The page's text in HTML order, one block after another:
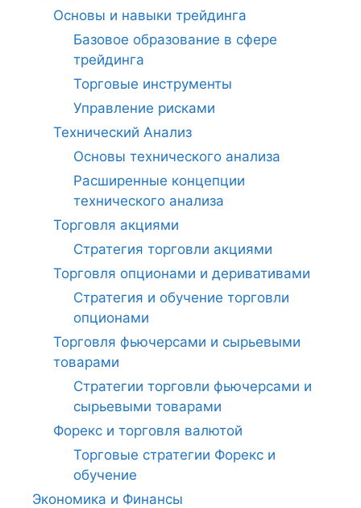
Основы и навыки трейдинга
Базовое образование в сфере
трейдинга
Торговые инструменты
Управление рисками
Технический Анализ
Основы технического анализа
Расширенные концепции
технического анализа
Торговля акциями
Стратегия торговли акциями
Торговля опционами и деривативами
Стратегия и обучение торговли
опционами
Торговля фьючерсами и сырьевыми
товарами
Стратегии торговли фьючерсами и
сырьевыми товарами
Форекс и торговля валютой
Торговые стратегии Форекс и
обучение
Экономика и Финансы